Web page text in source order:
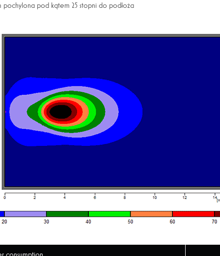
pochylona pod kątem 25 stopni do podłoża